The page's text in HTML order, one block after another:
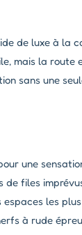
de luxe à la
mais la route
sans une
une
de files
les
à rude